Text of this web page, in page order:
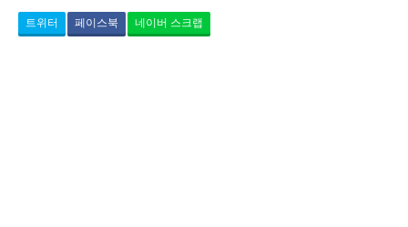
트위터 페이스북 네이버 스크랩